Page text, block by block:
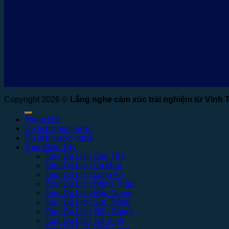
Copyright 2026 © Lắng nghe cảm xúc trải nghiệm từ Vinh
Trang chủ
Du lịch trong nước
Du lịch nước ngoài
Tour Miền Tây
Tour Du Lịch Cần Thơ
Tour Du Lịch Cà Mau
Tour Du Lịch Long An
Tour Du Lịch Đồng Tháp
Tour Du Lịch Hậu Giang
Tour Du Lịch Sóc Trăng
Tour Du Lịch Tiền Giang
Tour Du Lịch Trà Vinh